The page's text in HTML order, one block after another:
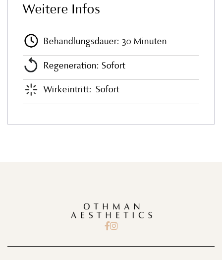
Weitere Infos
Behandlungsdauer: 30 Minuten
Regeneration: Sofort
Wirkeintritt: Sofort
